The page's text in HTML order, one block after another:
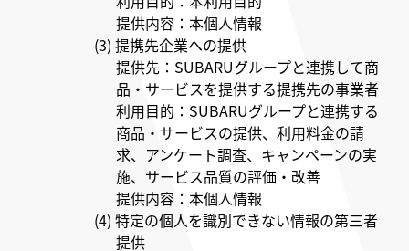
提供内容：本個人情報
(3) 提携先企業への提供
提供先：SUBARUグループと連携して商
品・サービスを提供する提携先の事業者
利用目的：SUBARUグループと連携する
商品・サービスの提供、利用料金の請
求、アンケート調査、キャンペーンの実
施、サービス品質の評価・改善
提供内容：本個人情報
(4) 特定の個人を識別できない情報の第三者
提供